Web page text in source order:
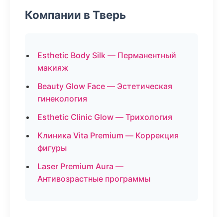
Компании в Тверь
Esthetic Body Silk — Перманентный
макияж
Beauty Glow Face — Эстетическая
гинекология
Esthetic Clinic Glow — Трихология
Клиника Vita Premium — Коррекция
фигуры
Laser Premium Aura —
Антивозрастные программы